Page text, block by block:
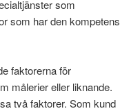
som
som har den kompetens
faktorerna för
målerier eller liknande.
två faktorer. Som kund